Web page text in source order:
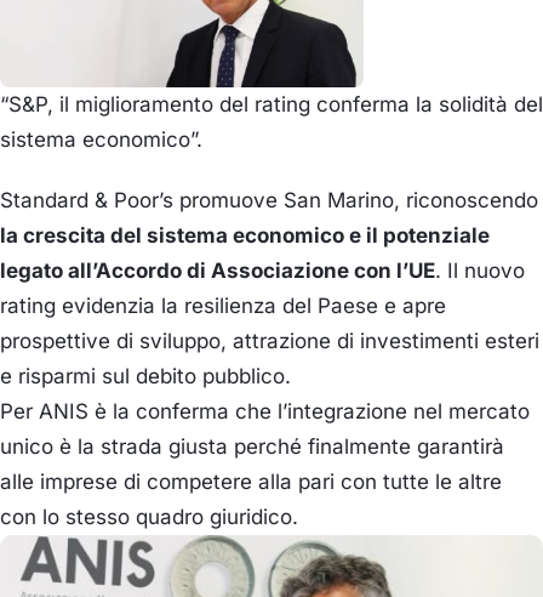
“S&P, il miglioramento del rating conferma la solidità del
sistema economico”.
Standard & Poor’s promuove San Marino, riconoscendo
la crescita del sistema economico e il potenziale
legato all’Accordo di Associazione con l’UE. Il nuovo
rating evidenzia la resilienza del Paese e apre
prospettive di sviluppo, attrazione di investimenti esteri
e risparmi sul debito pubblico.
Per ANIS è la conferma che l’integrazione nel mercato
unico è la strada giusta perché finalmente garantirà
alle imprese di competere alla pari con tutte le altre
con lo stesso quadro giuridico.